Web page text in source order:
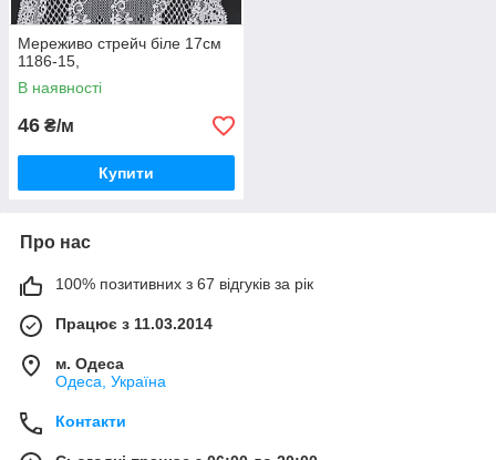
Мереживо стрейч біле 17см
1186-15,
В наявності
46 ₴/м
Купити
Про нас
100% позитивних з 67 відгуків за рік
Працює з 11.03.2014
м. Одеса
Одеса, Україна
Контакти